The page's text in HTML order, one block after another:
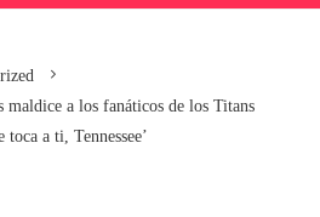
maldice a los fanáticos de los Titans
a ti, Tennessee’